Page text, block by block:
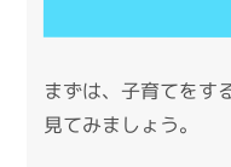
まずは、子育てをす
見てみましょう。